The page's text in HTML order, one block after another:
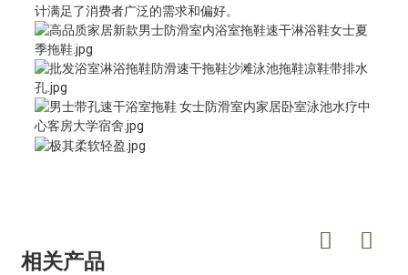
计满足了消费者广泛的需求和偏好。
相关产品